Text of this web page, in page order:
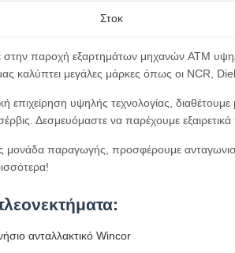
Στοκ
στην παροχή εξαρτημάτων μηχανών ATM
καλύπτει μεγάλες μάρκες όπως οι NCR,
επιχείρηση υψηλής τεχνολογίας,
σέρβις. Δεσμευόμαστε να παρέχουμε
μονάδα παραγωγής, προσφέρουμε
ανταλλακτικό Wincor